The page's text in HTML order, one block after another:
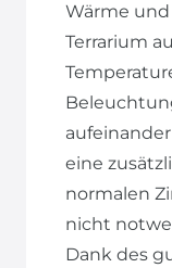
Wärme
Terrarium
eine
normalen
nicht
Dank des